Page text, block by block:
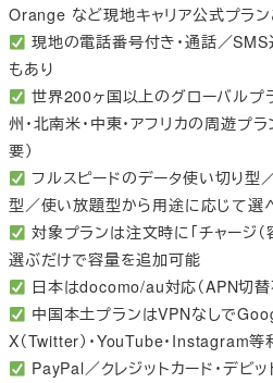
Orange など現地キャリア公式プラン
現地の電話番号付き・通話／
もあり
世界200ヶ国以上のグローバルプラ
州・北南米・中東・アフリカの周遊プ
要）
フルスピードのデータ使い切り型
型／使い放題型から用途に応じて選
対象プランは注文時に「チャージ（
選ぶだけで容量を追加可能
日本はdocomo/au対応（APN切替
中国本土プランはVPNなしで
X（Twitter）・YouTube・Instagram等
PayPal／クレジットカード・デビッ